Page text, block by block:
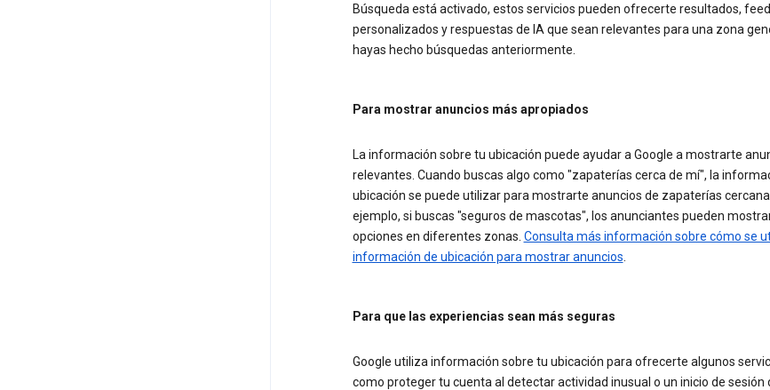
Búsqueda está activado, estos servicios pueden ofrecerte resultados,
personalizados y respuestas de IA que sean relevantes para una zona
hayas hecho búsquedas anteriormente.
Para mostrar anuncios más apropiados
La información sobre tu ubicación puede ayudar a Google a mostrarte
relevantes. Cuando buscas algo como "zapaterías cerca de mí", la
ubicación se puede utilizar para mostrarte anuncios de zapaterías
ejemplo, si buscas "seguros de mascotas", los anunciantes pueden
opciones en diferentes zonas. Consulta más información sobre cómo se
información de ubicación para mostrar anuncios
Para que las experiencias sean más seguras
Google utiliza información sobre tu ubicación para ofrecerte algunos
como proteger tu cuenta al detectar actividad inusual o un inicio de sesión